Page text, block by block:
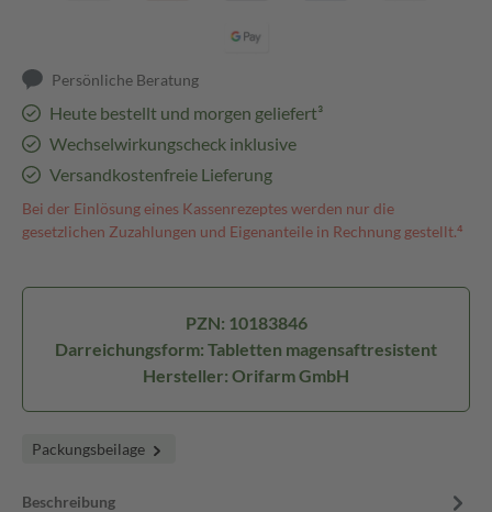
Persönliche Beratung
Heute bestellt und morgen geliefert³
Wechselwirkungscheck inklusive
Versandkostenfreie Lieferung
Bei der Einlösung eines Kassenrezeptes werden nur die
gesetzlichen Zuzahlungen und Eigenanteile in Rechnung gestellt.⁴
PZN: 10183846
Darreichungsform: Tabletten magensaftresistent
Hersteller: Orifarm GmbH
Packungsbeilage
Beschreibung